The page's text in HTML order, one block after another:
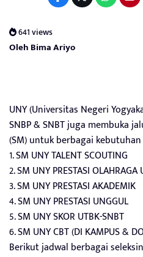
641 views
Oleh Bima Ariyo
UNY (Universitas Negeri
SNBP & SNBT juga membuka
(SM) untuk berbagai
1. SM UNY TALENT SCOUTING
2. SM UNY PRESTASI OLAHRAGA
3. SM UNY PRESTASI AKADEMIK
4. SM UNY PRESTASI UNGGUL
5. SM UNY SKOR UTBK-SNBT
6. SM UNY CBT (DI KAMPUS &
Berikut jadwal berbagai